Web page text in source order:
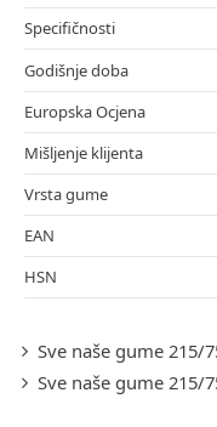
Specifičnosti
Godišnje doba
Europska Ocjena
Mišljenje klijenta
Vrsta gume
EAN
HSN
Sve naše gume 215/
Sve naše gume 215/